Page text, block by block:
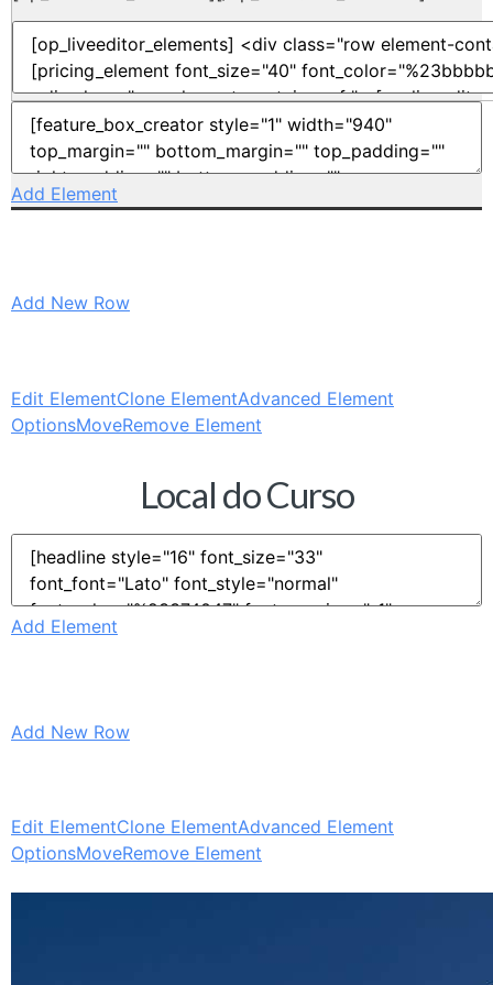
Add Element
Add New Row
Edit ElementClone ElementAdvanced Element
OptionsMoveRemove Element
Local do Curso
Add Element
Add New Row
Edit ElementClone ElementAdvanced Element
OptionsMoveRemove Element